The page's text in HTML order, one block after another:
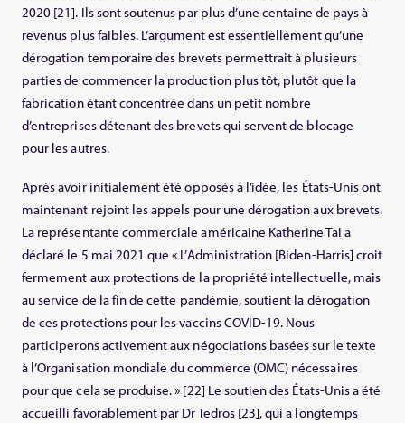
2020 [21]. Ils sont soutenus par plus d’une centaine de pays à
revenus plus faibles. L’argument est essentiellement qu’une
dérogation temporaire des brevets permettrait à plusieurs
parties de commencer la production plus tôt, plutôt que la
fabrication étant concentrée dans un petit nombre
d’entreprises détenant des brevets qui servent de blocage
pour les autres.
Après avoir initialement été opposés à l’idée, les États-Unis ont
maintenant rejoint les appels pour une dérogation aux brevets.
La représentante commerciale américaine Katherine Tai a
déclaré le 5 mai 2021 que « L’Administration [Biden-Harris] croit
fermement aux protections de la propriété intellectuelle, mais
au service de la fin de cette pandémie, soutient la dérogation
de ces protections pour les vaccins COVID-19. Nous
participerons activement aux négociations basées sur le texte
à l’Organisation mondiale du commerce (OMC) nécessaires
pour que cela se produise. » [22] Le soutien des États-Unis a été
accueilli favorablement par Dr Tedros [23], qui a longtemps